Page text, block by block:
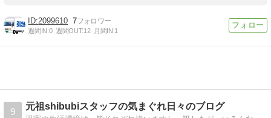
2099610 7
週間IN:0 週間OUT:12 月間IN:1
9
元祖shibubiスタッフの気まぐれ日々のブログ